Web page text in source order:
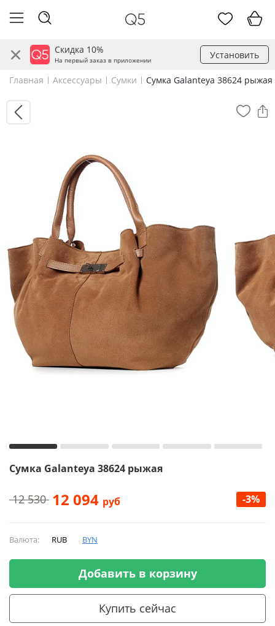
Скидка 10%
На первый заказ в приложении Установить
Главная Аксессуары Сумки Сумка Galanteya 38624 рыжая
Сумка Galanteya 38624 рыжая
12 530 12 094 руб -3%
Валюта: RUB BYN
Добавить в корзину
Купить сейчас